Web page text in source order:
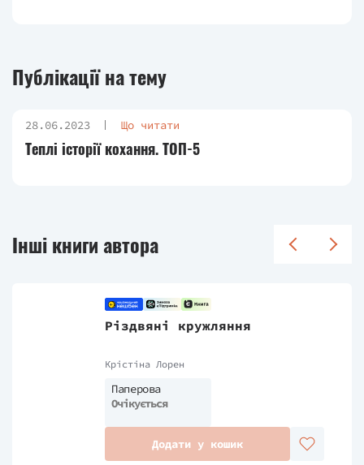
Публікації на тему
28.06.2023 Що читати
Теплі історії кохання. ТОП-5
Інші книги автора
Різдвяні кружляння
Крістіна Лорен
Паперова
Очікується
Додати у кошик